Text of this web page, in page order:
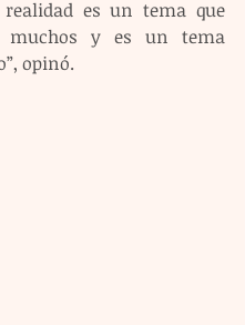
es un tema que
muchos y es un tema
opinó.